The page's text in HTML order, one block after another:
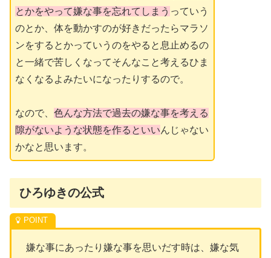
とかをやって嫌な事を忘れてしまう っていう
のとか、体を動かすのが好きだったらマラソ
ンをするとかっていうのをやると息止めるの
と一緒で苦しくなってそんなこと考えるひま
なくなるよみたいになったりするので。
なので、 色んな方法で過去の嫌な事を考える
隙がないような状態を作るといいんじゃない
かなと思います。
ひろゆきの公式
嫌な事にあったり嫌な事を思いだす時は、嫌な気